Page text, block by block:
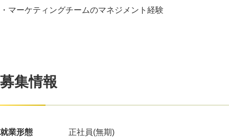
・マーケティングチームのマネジメント経験
募集情報
就業形態 正社員(無期)